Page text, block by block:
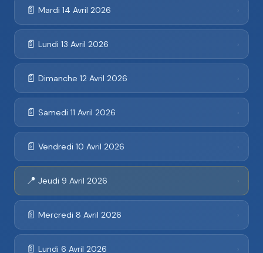
📄 Mardi 14 Avril 2026 ›
📄 Lundi 13 Avril 2026 ›
📄 Dimanche 12 Avril 2026 ›
📄 Samedi 11 Avril 2026 ›
📄 Vendredi 10 Avril 2026 ›
📍 Jeudi 9 Avril 2026 ›
📄 Mercredi 8 Avril 2026 ›
📄 Lundi 6 Avril 2026 ›